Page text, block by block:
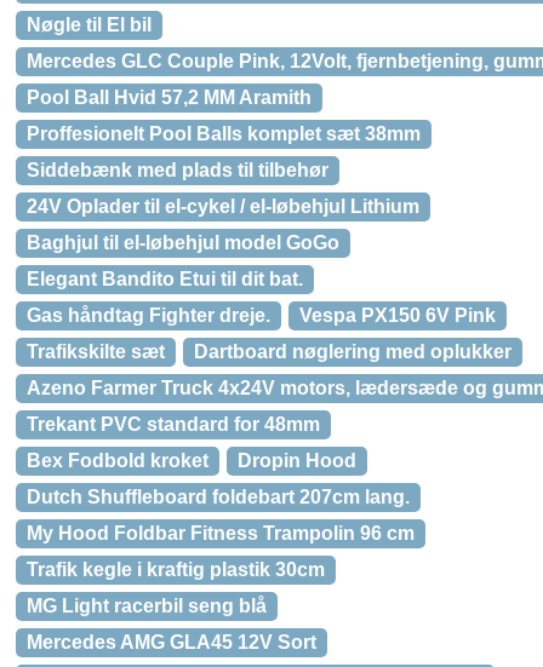
Nøgle til El bil
Mercedes GLC Couple Pink, 12Volt, fjernbetjening,
Pool Ball Hvid 57,2 MM Aramith
Proffesionelt Pool Balls komplet sæt 38mm
Siddebænk med plads til tilbehør
24V Oplader til el-cykel / el-løbehjul Lithium
Baghjul til el-løbehjul model GoGo
Elegant Bandito Etui til dit bat.
Gas håndtag Fighter dreje.
Vespa PX150 6V Pink
Trafikskilte sæt
Dartboard nøglering med oplukker
Azeno Farmer Truck 4x24V motors, lædersæde og
Trekant PVC standard for 48mm
Bex Fodbold kroket
Dropin Hood
Dutch Shuffleboard foldebart 207cm lang.
My Hood Foldbar Fitness Trampolin 96 cm
Trafik kegle i kraftig plastik 30cm
MG Light racerbil seng blå
Mercedes AMG GLA45 12V Sort